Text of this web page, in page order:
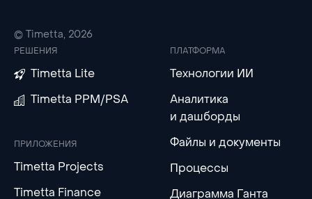
© Timetta, 2026
РЕШЕНИЯ
Timetta Lite
Timetta PPM/PSA
ПРИЛОЖЕНИЯ
Timetta Projects
Timetta Finance
ПЛАТФОРМА
Технологии ИИ
Аналитика
и дашборды
Файлы и документы
Процессы
Диаграмма Ганта